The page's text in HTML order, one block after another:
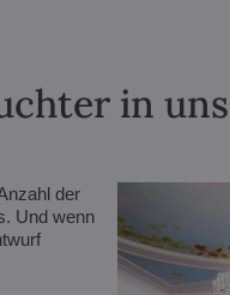
in
der
Und wenn